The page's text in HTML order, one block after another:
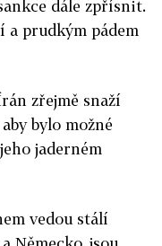
dále zpřísnit.
a prudkým pádem
zřejmě snaží
bylo možné
jaderném
vedou stálí